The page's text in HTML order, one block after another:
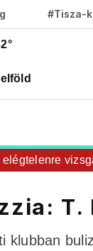
#Tisza-
klubban